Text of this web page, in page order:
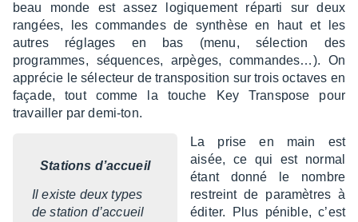
beau monde est assez logique­ment réparti sur deux
rangées, les commandes de synthèse en haut et les
autres réglages en bas (menu, sélec­tion des
programmes, séquences, arpèges, comman­des…). On
appré­cie le sélec­teur de trans­po­si­tion sur trois octaves en
façade, tout comme la touche Key Trans­pose pour
travailler par demi-ton.
Stations d’ac­cueil
Il existe deux types
de station d’ac­cueil
La prise en main est
aisée, ce qui est normal
étant donné le nombre
restreint de para­mètres à
éditer. Plus pénible, c’est